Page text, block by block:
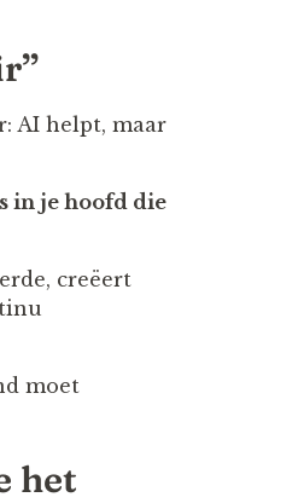
AI helpt, maar
in je hoofd die
creëert
moet
het